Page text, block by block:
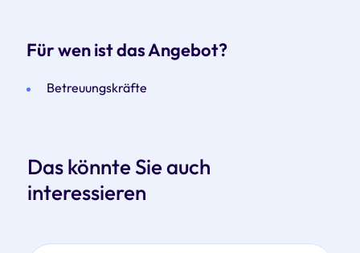
Für wen ist das Angebot?
Betreuungskräfte
Das könnte Sie auch
interessieren